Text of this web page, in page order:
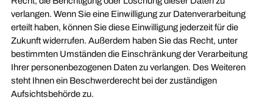
verlangen. Wenn Sie eine Einwilligung zur Datenverarbeitung
erteilt haben, können Sie diese Einwilligung jederzeit für die
Zukunft widerrufen. Außerdem haben Sie das Recht, unter
bestimmten Umständen die Einschränkung der Verarbeitung
Ihrer personenbezogenen Daten zu verlangen. Des Weiteren
steht Ihnen ein Beschwerderecht bei der zuständigen
Aufsichtsbehörde zu.